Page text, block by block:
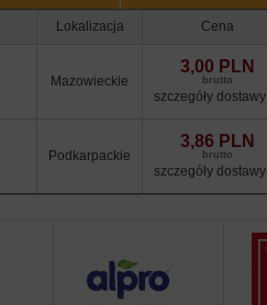
Lokalizacja Cena
Mazowieckie
3,00 PLN
brutto
szczegóły dostawy
Podkarpackie
3,86 PLN
brutto
szczegóły dostawy